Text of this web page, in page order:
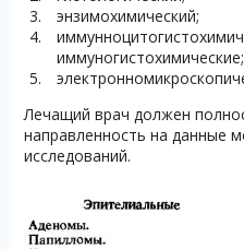
энзимохимический;
иммуногистохимические;
Лечащий врач должен
направленность на данные
исследований.